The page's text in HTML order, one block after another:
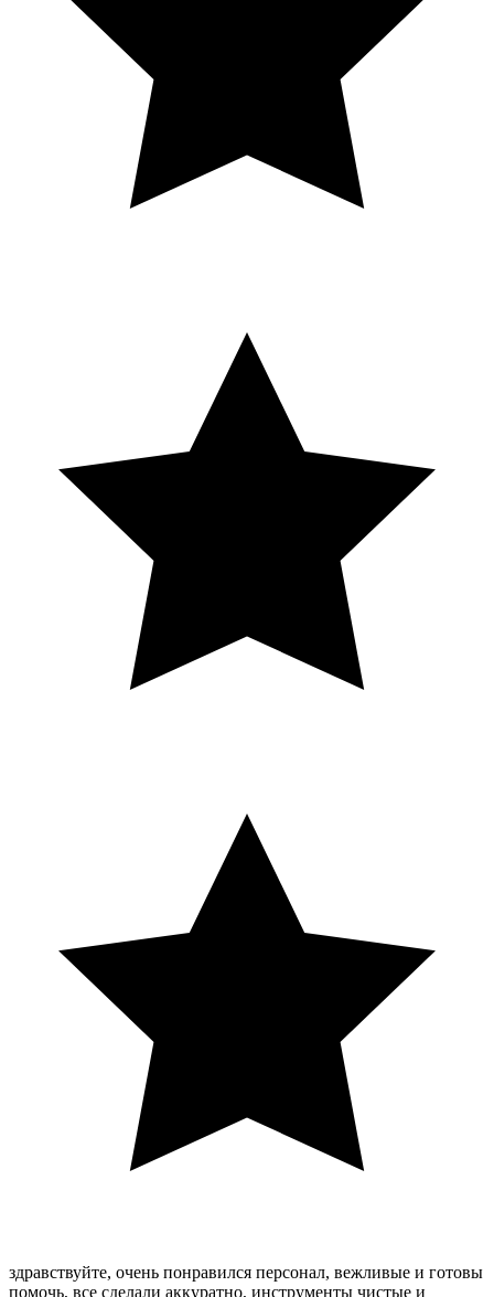
здравствуйте, очень понравился персонал, вежливые и готовы
помочь, все сделали аккуратно, инструменты чистые и